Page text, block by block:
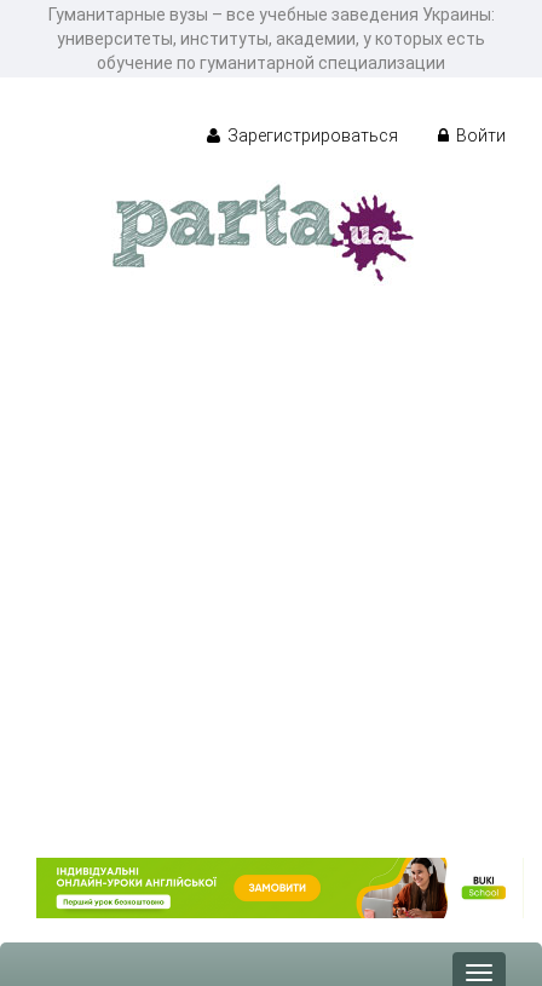
Гуманитарные вузы – все учебные заведения Украины:
университеты, институты, академии, у которых есть
обучение по гуманитарной специализации
Зарегистрироваться Войти
Toggle